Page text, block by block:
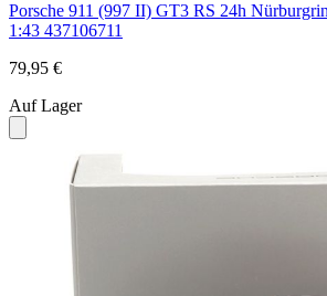
Porsche 911 (997 II) GT3 RS 24h
1:43 437106711
79,95 €
Auf Lager